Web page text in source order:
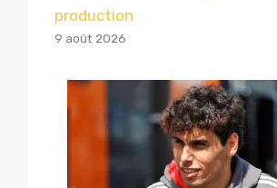
production
9 août 2026